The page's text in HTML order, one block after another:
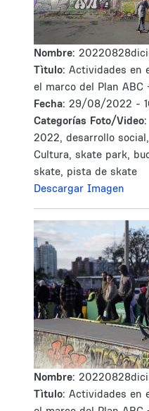
Nombre:
Tìtulo: Actividades en
el marco del Plan ABC
Fecha: 29/08/2022 -
Categorías Foto/Video:
2022, desarrollo
Cultura, skate park,
skate, pista de skate
Descargar Imagen
Nombre:
Tìtulo: Actividades en